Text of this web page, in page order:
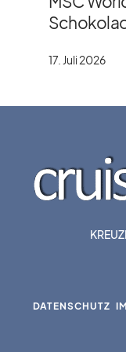
17. Juli 2026
DATENSCHUTZ